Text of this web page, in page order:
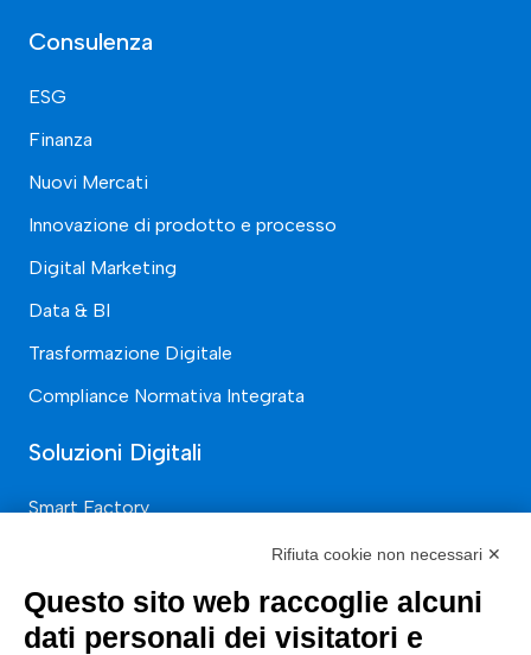
Consulenza
ESG
Finanza
Nuovi Mercati
Innovazione di prodotto e processo
Digital Marketing
Data & BI
Trasformazione Digitale
Compliance Normativa Integrata
Soluzioni Digitali
Smart Factory
Soluzioni Custom
Soluzioni AI
Rifiuta cookie non necessari ✕
Questo sito web raccoglie alcuni
dati personali dei visitatori e